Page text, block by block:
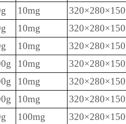
10mg
10mg
10mg
10mg
10mg
10mg
100mg